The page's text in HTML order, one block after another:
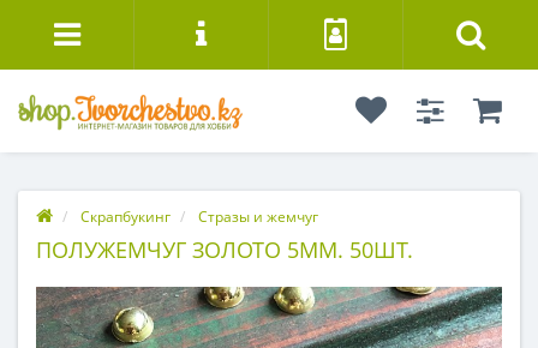
Скрапбукинг Стразы и жемчуг
ПОЛУЖЕМЧУГ ЗОЛОТО 5ММ. 50ШТ.